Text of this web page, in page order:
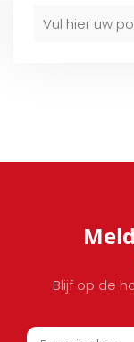
Blijf op de